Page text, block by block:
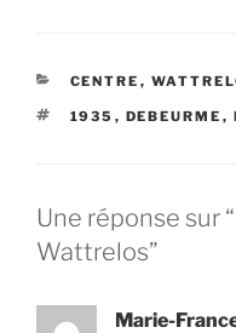
CATÉGORIES
CENTRE ,
ÉTIQUETTES
1935 , DEBEURME ,
Une réponse sur
Wattrelos”
Marie-